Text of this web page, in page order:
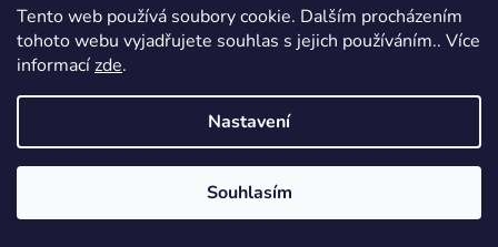
Tento web používá soubory cookie. Dalším procházením
tohoto webu vyjadřujete souhlas s jejich používáním.. Více
informacízde.
Nastavení
Souhlasím
rozhodování lékaře – od dalších vyšetření až po léčebný
plán. To může znamenat více návštěv, více testů a více
Proto je důležité syndrom nepodceňovat. Ne jako nemoc,
ale jako faktor, který může ovlivnit vaše zdraví nepřímo.
Správné pochopení a práce s tímto jevem může předejít
zbytečným komplikacím a pomoci vám udržet si nad svým